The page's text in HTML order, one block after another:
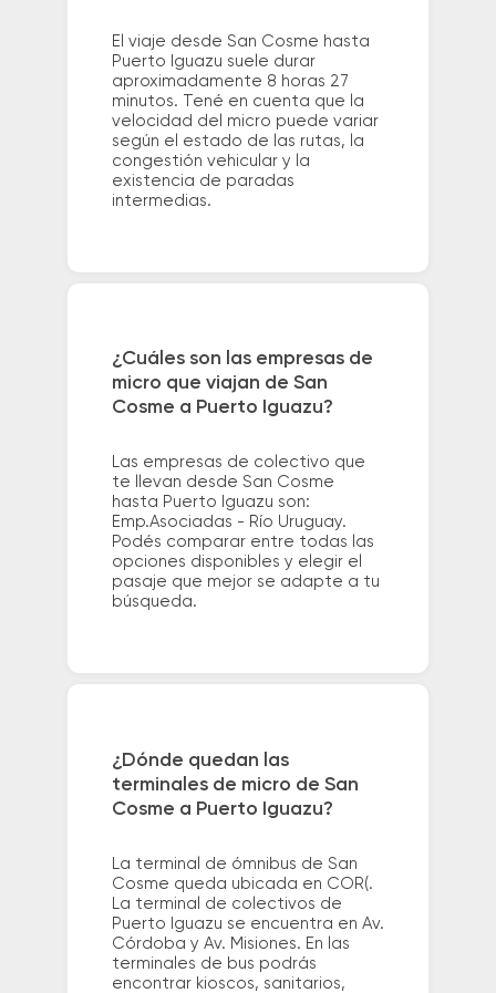
El viaje desde San Cosme hasta
Puerto Iguazu suele durar
aproximadamente 8 horas 27
minutos. Tené en cuenta que la
velocidad del micro puede variar
según el estado de las rutas, la
congestión vehicular y la
existencia de paradas
intermedias.
¿Cuáles son las empresas de
micro que viajan de San
Cosme a Puerto Iguazu?
Las empresas de colectivo que
te llevan desde San Cosme
hasta Puerto Iguazu son:
Emp.Asociadas - Río Uruguay.
Podés comparar entre todas las
opciones disponibles y elegir el
pasaje que mejor se adapte a tu
búsqueda.
¿Dónde quedan las
terminales de micro de San
Cosme a Puerto Iguazu?
La terminal de ómnibus de San
Cosme queda ubicada en COR(.
La terminal de colectivos de
Puerto Iguazu se encuentra en Av.
Córdoba y Av. Misiones. En las
terminales de bus podrás
encontrar kioscos, sanitarios,